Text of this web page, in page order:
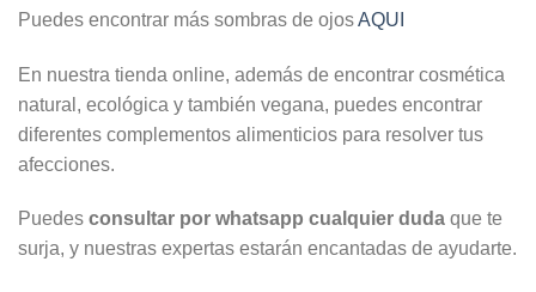
Puedes encontrar más sombras de ojosAQUI
En nuestra tienda online, además de encontrar cosmética
natural, ecológica y también vegana, puedes encontrar
diferentes complementos alimenticios para resolver tus
afecciones.
Puedes consultar por whatsapp cualquier duda que te
surja, y nuestras expertas estarán encantadas de ayudarte.